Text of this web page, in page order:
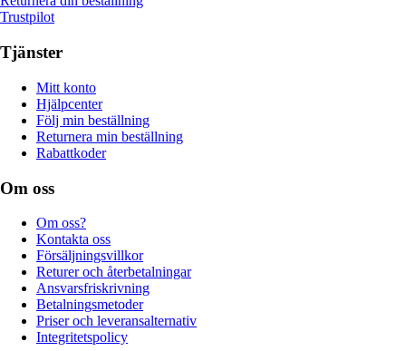
Trustpilot
Tjänster
Mitt konto
Hjälpcenter
Följ min beställning
Returnera min beställning
Rabattkoder
Om oss
Om oss?
Kontakta oss
Försäljningsvillkor
Returer och återbetalningar
Ansvarsfriskrivning
Betalningsmetoder
Priser och leveransalternativ
Integritetspolicy